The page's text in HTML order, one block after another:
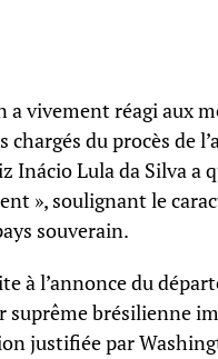
a vivement réagi aux
chargés du procès de
Lula da Silva a
», soulignant le
souverain.
à l’annonce du
suprême brésilienne
justifiée par